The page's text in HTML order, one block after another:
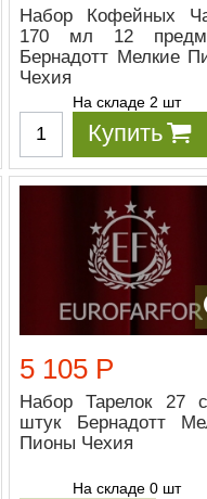
Набор Кофейных
170 мл 12
Бернадотт Мелкие
Чехия
На складе 2 шт
Купить
5 105 Р
Набор Тарелок 27
штук Бернадотт
Пионы Чехия
На складе 0 шт